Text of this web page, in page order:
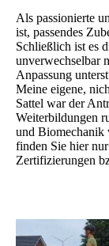
Als passionierte
ist, passendes
Schließlich ist es
unverwechselbar
Anpassung
Meine eigene,
Sattel war der
Weiterbildungen
und Biomechanik
finden Sie hier
Zertifizierungen